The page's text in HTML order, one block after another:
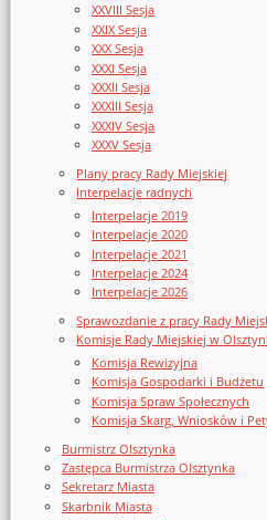
XXVIII Sesja
XXIX Sesja
XXX Sesja
XXXI Sesja
XXXII Sesja
XXXIII Sesja
XXXIV Sesja
XXXV Sesja
Plany pracy Rady Miejskiej
Interpelacje radnych
Interpelacje 2019
Interpelacje 2020
Interpelacje 2021
Interpelacje 2024
Interpelacje 2026
Sprawozdanie z pracy Rady
Komisje Rady Miejskiej w
Komisja Rewizyjna
Komisja Gospodarki i Budżetu
Komisja Spraw Społecznych
Komisja Skarg, Wniosków i
Burmistrz Olsztynka
Zastępca Burmistrza Olsztynka
Sekretarz Miasta
Skarbnik Miasta